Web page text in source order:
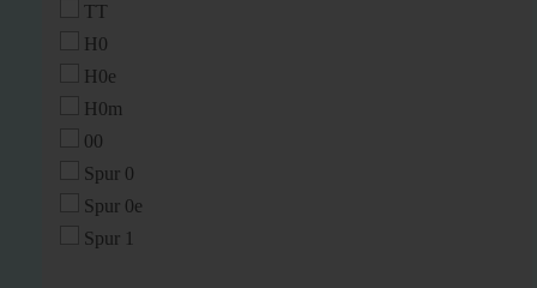
TT
H0
H0e
H0m
00
Spur 0
Spur 0e
Spur 1